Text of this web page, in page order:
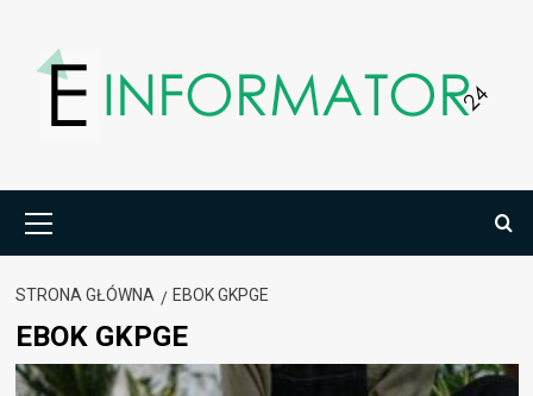
treści
główne
STRONA GŁÓWNA EBOK GKPGE
EBOK GKPGE